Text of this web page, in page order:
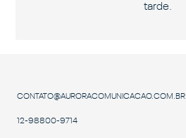
tarde.
CONTATO@AURORACOMUNICACAO.COM.BR
12-98800-9714